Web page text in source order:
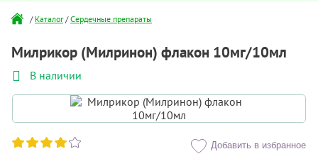
/ Каталог /Сердечные препараты
Милрикор (Милринон) флакон 10мг/10мл
В наличии
Добавить в избранное